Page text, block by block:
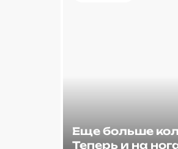
Еще больше
Теперь и на